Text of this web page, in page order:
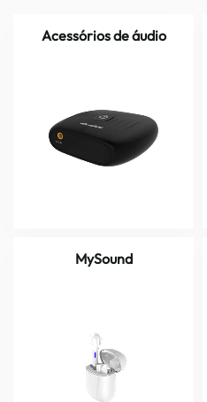
Acessórios de áudio
MySound